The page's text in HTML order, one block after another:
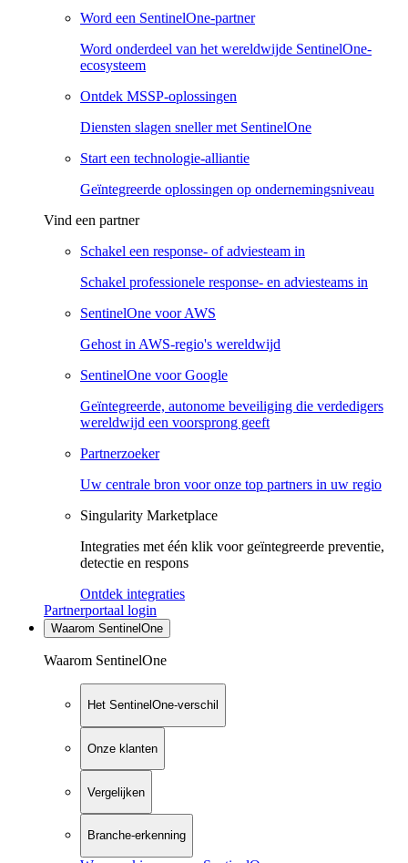
Word een SentinelOne-partner
Word onderdeel van het wereldwijde SentinelOne-
ecosysteem
Ontdek MSSP-oplossingen
Diensten slagen sneller met SentinelOne
Start een technologie-alliantie
Geïntegreerde oplossingen op ondernemingsniveau
Vind een partner
Schakel een response- of adviesteam in
Schakel professionele response- en adviesteams in
SentinelOne voor AWS
Gehost in AWS-regio's wereldwijd
SentinelOne voor Google
Geïntegreerde, autonome beveiliging die verdedigers
wereldwijd een voorsprong geeft
Partnerzoeker
Uw centrale bron voor onze top partners in uw regio
Singularity Marketplace
Integraties met één klik voor geïntegreerde preventie,
detectie en respons
Ontdek integraties
Partnerportaal login
Waarom SentinelOne
Waarom SentinelOne
Het SentinelOne-verschil
Onze klanten
Vergelijken
Branche-erkenning